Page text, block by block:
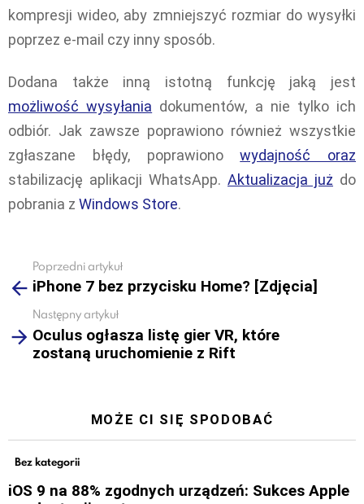
kompresji wideo, aby zmniejszyć rozmiar do wysyłki
poprzez e-mail czy inny sposób.
Dodana także inną istotną funkcję jaką jest
możliwość wysyłania dokumentów, a nie tylko ich
odbiór. Jak zawsze poprawiono również wszystkie
zgłaszane błędy, poprawionowydajność oraz
stabilizację aplikacji WhatsApp. Aktualizacja już do
pobrania z Windows Store.
more
Poprzedni artykuł
iPhone 7 bez przycisku Home? [Zdjęcia]
Następny artykuł
Oculus ogłasza listę gier VR, które
zostaną uruchomienie z Rift
MOŻE CI SIĘ SPODOBAĆ
Bez kategorii
iOS 9 na 88% zgodnych urządzeń: Sukces Apple